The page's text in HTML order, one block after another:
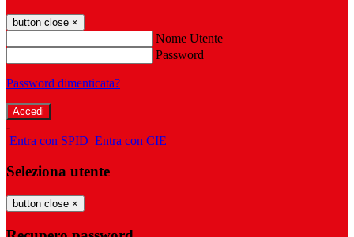
button close ×
Nome Utente
Password
Password dimenticata?
-
Entra con SPID Entra con CIE
Seleziona utente
button close ×